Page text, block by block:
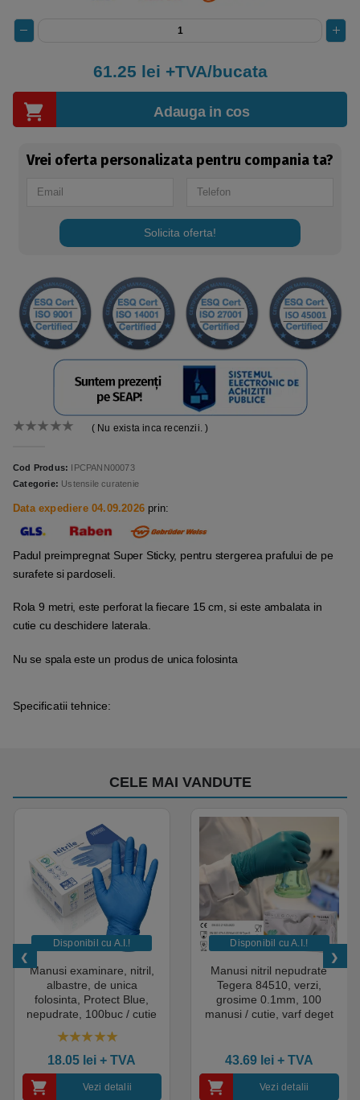
( Nu exista inca recenzii. )
Cod Produs: IPCPANN00073
Categorie: Ustensile curatenie
Data expediere 04.09.2026 prin:
Padul preimpregnat Super Sticky, pentru stergerea prafului de pe
surafete si pardoseli.
Rola 9 metri, este perforat la fiecare 15 cm, si este ambalata in
cutie cu deschidere laterala.
Nu se spala este un produs de unica folosinta
61.25 lei +TVA/bucata
Adauga in cos
Vrei oferta personalizata pentru compania ta?
Solicita oferta!
Specificatii tehnice:
CELE MAI VANDUTE
Disponibil cu A.I.​!
Manusi examinare, nitril,
albastre, de unica
folosinta, Protect Blue,
nepudrate, 100buc / cutie
saloane si domeniul
industrial, calitate premium
18.05 lei + TVA
Vezi detalii
Disponibil cu A.I.​!
Manusi nitril nepudrate
Tegera 84510, verzi,
grosime 0.1mm, 100
manusi / cutie, varf deget
43.69 lei+ TVA
Vezi detalii